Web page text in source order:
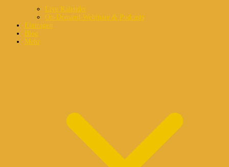
Live Kalender
On-Demand-Webinare & Podcasts
Eintragen
Blog
Mehr